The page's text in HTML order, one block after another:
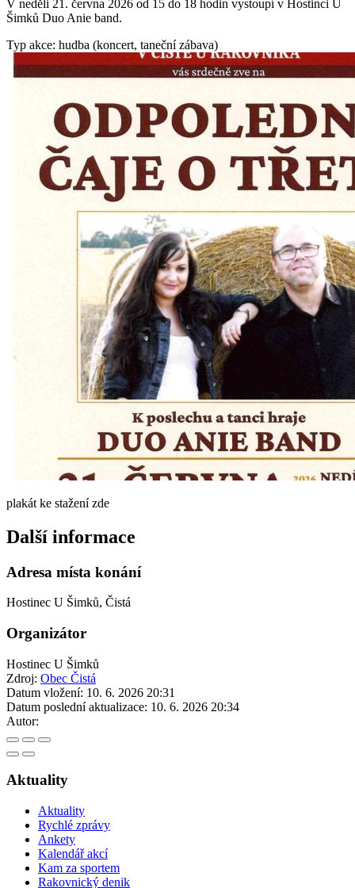
V neděli 21. června 2026 od 15 do 18 hodin vystoupí v Hostinci U
Šimků Duo Anie band.
Typ akce: hudba (koncert, taneční zábava)
plakát ke stažení zde
Další informace
Adresa místa konání
Hostinec U Šimků, Čistá
Organizátor
Hostinec U Šimků
Zdroj: Obec Čistá
Datum vložení: 10. 6. 2026 20:31
Datum poslední aktualizace: 10. 6. 2026 20:34
Autor:
Aktuality
Aktuality
Rychlé zprávy
Ankety
Kalendář akcí
Kam za sportem
Rakovnický denik